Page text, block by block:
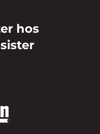
hos